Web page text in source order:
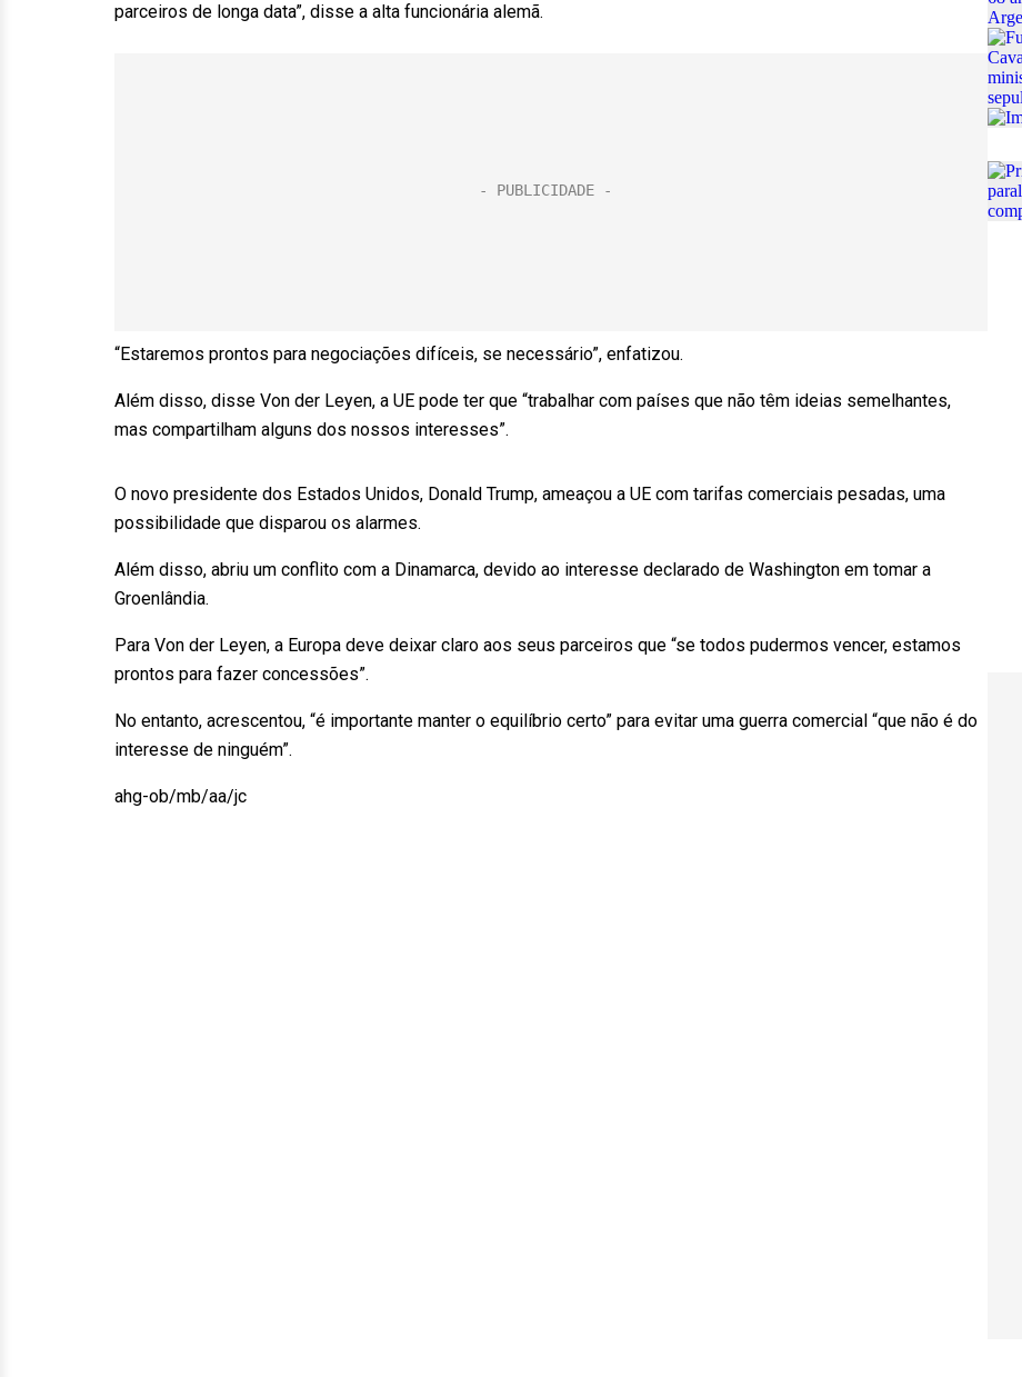
parceiros de longa data”, disse a alta funcionária alemã.
“Estaremos prontos para negociações difíceis, se necessário”, enfatizou.
Além disso, disse Von der Leyen, a UE pode ter que “trabalhar com países que não têm ideias semelhantes,
mas compartilham alguns dos nossos interesses”.
O novo presidente dos Estados Unidos, Donald Trump, ameaçou a UE com tarifas comerciais pesadas, uma
possibilidade que disparou os alarmes.
Além disso, abriu um conflito com a Dinamarca, devido ao interesse declarado de Washington em tomar a
Groenlândia.
Para Von der Leyen, a Europa deve deixar claro aos seus parceiros que “se todos pudermos vencer, estamos
prontos para fazer concessões”.
No entanto, acrescentou, “é importante manter o equilíbrio certo” para evitar uma guerra comercial “que não é do
interesse de ninguém”.
ahg-ob/mb/aa/jc